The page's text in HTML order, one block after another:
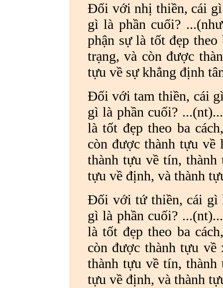
Đối với nhị thiền, cái gì
gì là phần cuối?
phận sự là tốt đẹp
trạng, và còn được
tựu về sự khẳng định
Đối với tam thiền, cái
gì là phần cuối?
là tốt đẹp theo ba
còn được thành tựu về
thành tựu về tín, thành
tựu về định, và thành
Đối với tứ thiền, cái gì
gì là phần cuối?
là tốt đẹp theo ba
còn được thành tựu về
thành tựu về tín, thành
tựu về định, và thành